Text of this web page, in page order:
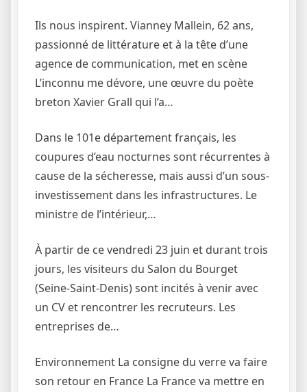
Ils nous inspirent. Vianney Mallein, 62 ans,
passionné de littérature et à la tête d’une
agence de communication, met en scène
L’inconnu me dévore, une œuvre du poète
breton Xavier Grall qui l’a…
Dans le 101e département français, les
coupures d’eau nocturnes sont récurrentes à
cause de la sécheresse, mais aussi d’un sous-
investissement dans les infrastructures. Le
ministre de l’intérieur,…
À partir de ce vendredi 23 juin et durant trois
jours, les visiteurs du Salon du Bourget
(Seine-Saint-Denis) sont incités à venir avec
un CV et rencontrer les recruteurs. Les
entreprises de…
Environnement La consigne du verre va faire
son retour en France La France va mettre en